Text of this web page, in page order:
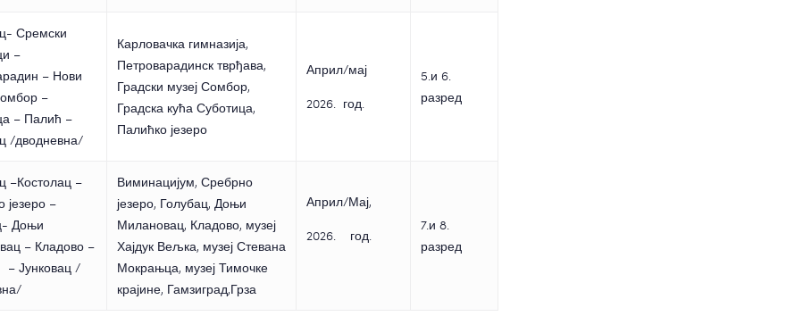
Сремски
–
– Нови
–
– Палић –
/дводневна/
Карловачка гимназија,
Петроварадинск тврђава,
Градски музеј Сомбор,
Градска кућа Суботица,
Палићко језеро
Април/мај
2026. год.
5.и 6.
разред
–Костолац –
језеро –
Доњи
– Кладово –
– Јунковац /
Виминацијум, Сребрно
језеро, Голубац, Доњи
Милановац, Кладово, музеј
Хајдук Вељка, музеј Стевана
Мокрањца, музеј Тимочке
крајине, Гамзиград,Грза
Април/Мај,
2026. год.
7.и 8.
разред